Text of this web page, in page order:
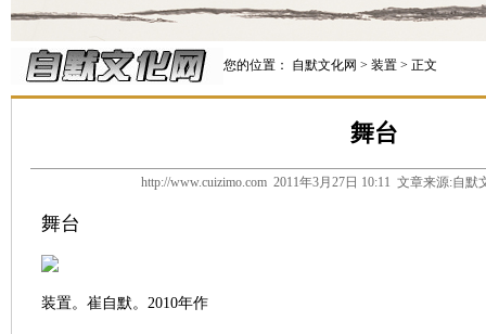
您的位置： 自默文化网 > 装置 > 正文
舞台
http://www.cuizimo.com 2011年3月27日 10:11 文章来源:自
舞台
装置。崔自默。2010年作